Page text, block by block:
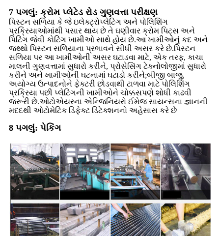
7 પગલું: ક્રોમ પ્લેટેડ રોડ ગુણવત્તા પરીક્ષણ
પિસ્ટન સળિયા કે જે ઇલેક્ટ્રોપ્લેટિંગ અને પોલિશિંગ
પ્રક્રિયાઓમાંથી પસાર થાય છે તે ઘણીવાર ક્રોમ પિટ્સ અને
પિટિંગ જેવી કોટિંગ ખામીઓ સાથે હોય છે.આ ખામીઓનું કદ અને
જથ્થો પિસ્ટન સળિયાના પ્રભાવને સીધી અસર કરે છે.પિસ્ટન
સળિયા પર આ ખામીઓની અસર ઘટાડવા માટે, એક તરફ, કાચા
માલની ગુણવત્તામાં સુધારો કરીને, પ્રોસેસિંગ ટેક્નોલોજીમાં સુધારો
કરીને અને ખામીઓની ઘટનામાં ઘટાડો કરીને;બીજી બાજુ,
અયોગ્ય ઉત્પાદનોને ફેક્ટરી છોડવાથી ટાળવા માટે પોલિશિંગ
પ્રક્રિયા પછી પ્લેટિંગની ખામીઓને ચોક્કસપણે શોધી કાઢવી
જરૂરી છે.ઓટોએયરના એન્જિનિયરો ઈમેજ સાયન્સના જ્ઞાનની
મદદથી ઓટોમેટિક ડિફેક્ટ ડિટેક્શનનો અહેસાસ કરે છે
8 પગલું: પેકિંગ